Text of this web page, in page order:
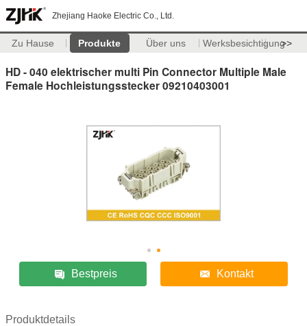
Zhejiang Haoke Electric Co., Ltd.
Zu Hause Produkte Über uns Werksbesichtigung>>
HD - 040 elektrischer multi Pin Connector Multiple Male
Female Hochleistungsstecker 09210403001
Bestpreis Kontakt
Produktdetails